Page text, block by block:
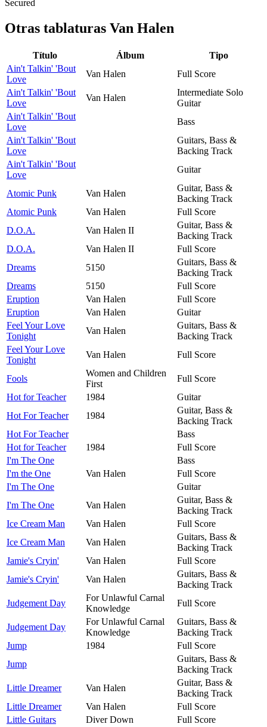
Secured
Otras tablaturas Van Halen
Título Álbum
Tipo
Ain't Talkin' 'Bout
Love
Van Halen
Full Score
Ain't Talkin' 'Bout
Love
Van Halen
Intermediate Solo
Guitar
Ain't Talkin' 'Bout
Love
Bass
Ain't Talkin' 'Bout
Love
Guitars, Bass &
Backing Track
Ain't Talkin' 'Bout
Love
Guitar
Atomic Punk Van Halen
Guitar, Bass &
Backing Track
Atomic Punk
Van Halen
Full Score
D.O.A.
Van Halen II
Guitar, Bass &
Backing Track
D.O.A.
Van Halen II
Full Score
Dreams
5150
Guitars, Bass &
Backing Track
Dreams
5150
Full Score
Eruption
Van Halen
Full Score
Eruption
Van Halen
Guitar
Feel Your Love
Tonight
Van Halen
Guitars, Bass &
Backing Track
Feel Your Love
Tonight
Van Halen Full Score
Fools
Women and Children
First
Full Score
Hot for Teacher
1984
Guitar
Hot For Teacher
1984
Guitar, Bass &
Backing Track
Hot For Teacher
Bass
Hot for Teacher
1984
Full Score
I'm The One
Bass
I'm the One
Van Halen
Full Score
I'm The One
Guitar
I'm The One
Van Halen
Guitar, Bass &
Backing Track
Ice Cream Man
Van Halen
Full Score
Ice Cream Man
Van Halen
Guitars, Bass &
Backing Track
Jamie's Cryin'
Van Halen
Full Score
Jamie's Cryin'
Van Halen
Guitars, Bass &
Backing Track
Judgement Day
For Unlawful Carnal
Knowledge
Full Score
Judgement Day
For Unlawful Carnal
Knowledge
Guitars, Bass &
Backing Track
Jump
1984
Full Score
Jump
Guitars, Bass &
Backing Track
Little Dreamer
Van Halen
Guitar, Bass &
Backing Track
Little Dreamer
Van Halen
Full Score
Little Guitars
Diver Down
Full Score